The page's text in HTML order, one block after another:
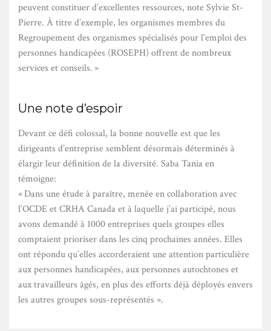
peuvent constituer d’excellentes ressources, note Sylvie St-
Pierre. À titre d’exemple, les organismes membres du
Regroupement des organismes spécialisés pour l’emploi des
personnes handicapées (ROSEPH) offrent de nombreux
services et conseils. »
Une note d’espoir
Devant ce défi colossal, la bonne nouvelle est que les
dirigeants d’entreprise semblent désormais déterminés à
élargir leur définition de la diversité. Saba Tania en
témoigne:
« Dans une étude à paraître, menée en collaboration avec
l’OCDE et CRHA Canada et à laquelle j’ai participé, nous
avons demandé à 1000 entreprises quels groupes elles
comptaient prioriser dans les cinq prochaines années. Elles
ont répondu qu’elles accorderaient une attention particulière
aux personnes handicapées, aux personnes autochtones et
aux travailleurs âgés, en plus des efforts déjà déployés envers
les autres groupes sous-représentés ».